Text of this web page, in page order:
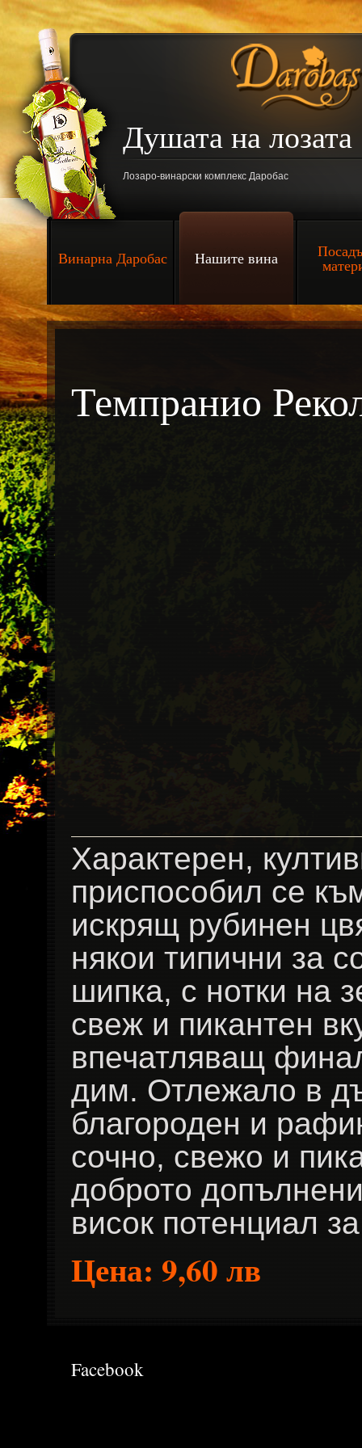
Душата на лозата
Лозаро-винарски комплекс Даробас
Винарна Даробас Нашите вина
Темпранио
Характерен,
приспособил се
искрящ рубинен
някои типични за
шипка, с нотки на
свеж и пикантен
впечатляващ
дим. Отлежало в
благороден и
сочно, свежо и
доброто
висок потенциал
Цена: 9,60 лв
Facebook